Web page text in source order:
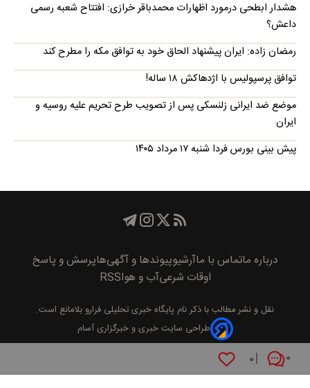
۰ ۰
هشدار ابطحی درمورد اظهارات محمدباقر خرازی: افتتاح شعبه رسمی
داعش؟
رمضان زاده: ایران پیشنهاد الحاق خود به توافق مکه را مطرح کند
توافق پرسپولیس با اژدهاکش ۱۸ ساله!
موضع ضد ایرانی زلنسکی پس از تصویب طرح تحریم علیه روسیه و
ایران
پیش بینی بورس فردا شنبه ۱۷ مرداد ۱۴۰۵
درباره ماتماس با ماآرشیوپیوند‌ها و آگهی‌هاپرسش و پاسخ
اوقات شرعیآب و هواRSS
نقل و نشر مطالب با ذکر نام پايگاه خبری تحليلی فرارو بلامانع است.
طراحی سایت خبری و خبرگزاری آسام